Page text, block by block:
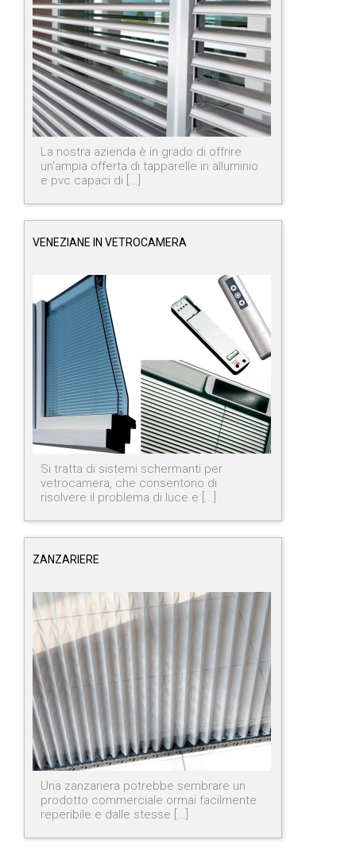
La nostra azienda è in grado di offrire
un'ampia offerta di tapparelle in alluminio
e pvc capaci di [...]
VENEZIANE IN VETROCAMERA
Si tratta di sistemi schermanti per
vetrocamera, che consentono di
risolvere il problema di luce e [...]
ZANZARIERE
Una zanzariera potrebbe sembrare un
prodotto commerciale ormai facilmente
reperibile e dalle stesse [...]